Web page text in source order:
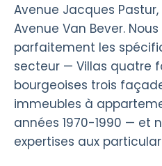
Avenue Jacques
Avenue Van Bever.
parfaitement les
secteur — Villas quatre
bourgeoises trois
immeubles à
années 1970-1990 — et
expertises aux